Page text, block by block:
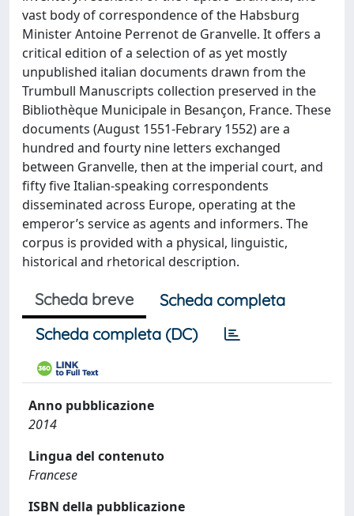
vast body of correspondence of the Habsburg
Minister Antoine Perrenot de Granvelle. It offers a
critical edition of a selection of as yet mostly
unpublished italian documents drawn from the
Trumbull Manuscripts collection preserved in the
Bibliothèque Municipale in Besançon, France. These
documents (August 1551-Febrary 1552) are a
hundred and fourty nine letters exchanged
between Granvelle, then at the imperial court, and
fifty five Italian-speaking correspondents
disseminated across Europe, operating at the
emperor’s service as agents and informers. The
corpus is provided with a physical, linguistic,
historical and rhetorical description.
Scheda breve
Scheda completa
Scheda completa (DC)
Anno pubblicazione
2014
Lingua del contenuto
Francese
ISBN della pubblicazione